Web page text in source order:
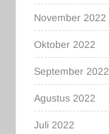
November 2022
Oktober 2022
September 2022
Agustus 2022
Juli 2022